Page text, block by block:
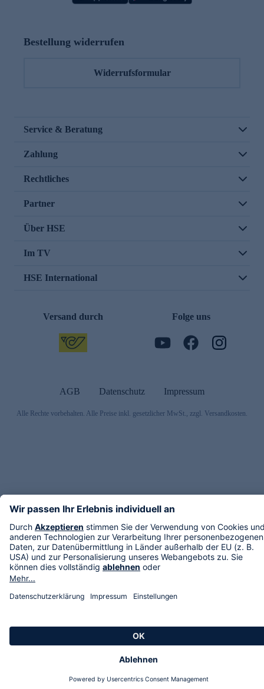
Bestellung widerrufen
Widerrufsformular
Service & Beratung
Zahlung
Rechtliches
Partner
Über HSE
Im TV
HSE International
Versand durch Folge uns
AGB Datenschutz Impressum
Alle Rechte vorbehalten. Alle Preise inkl. gesetzlicher MwSt., zzgl. Versandkosten.